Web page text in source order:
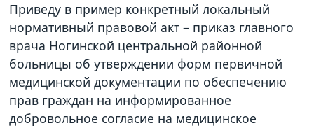
Приведу в пример конкретный локальный
нормативный правовой акт – приказ главного
врача Ногинской центральной районной
больницы об утверждении форм первичной
медицинской документации по обеспечению
прав граждан на информированное
добровольное согласие на медицинское